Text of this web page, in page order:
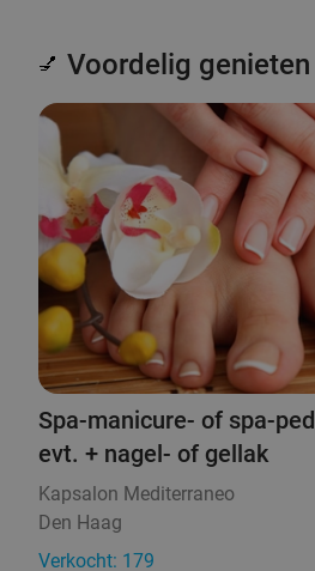
💅 Voordelig
Spa-manicure- of spa-
evt. + nagel- of gellak
Kapsalon Mediterraneo
Den Haag
Verkocht: 179